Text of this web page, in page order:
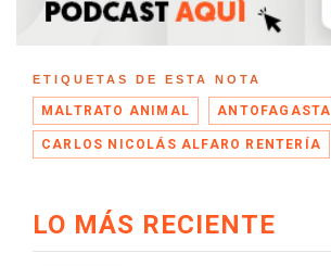
ETIQUETAS DE ESTA NOTA
MALTRATO ANIMAL ANTOFAGASTA
CARLOS NICOLÁS ALFARO RENTERÍA
LO MÁS RECIENTE